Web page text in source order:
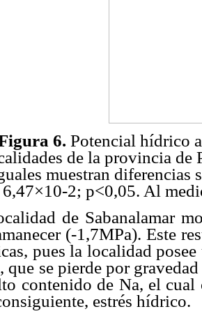
6. Potencial hídrico
de la provincia de
muestran
2; p<0,05. Al
de Sabanalamar
(-1,7MPa). Este
pues la localidad
que se pierde por
contenido de Na, el cual
estrés hídrico.